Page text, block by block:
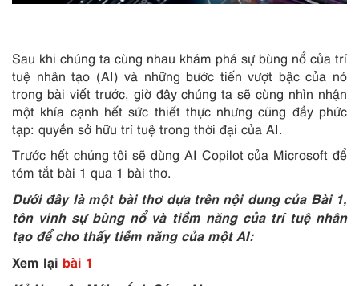
Sau khi chúng ta cùng nhau khám phá sự bùng nổ của trí
tuệ nhân tạo (AI) và những bước tiến vượt bậc của nó
trong bài viết trước, giờ đây chúng ta sẽ cùng nhìn nhận
một khía cạnh hết sức thiết thực nhưng cũng đầy phức
tạp: quyền sở hữu trí tuệ trong thời đại của AI.
Trước hết chúng tôi sẽ dùng AI Copilot của Microsoft để
tóm tắt bài 1 qua 1 bài thơ.
Dưới đây là một bài thơ dựa trên nội dung của Bài 1,
tôn vinh sự bùng nổ và tiềm năng của trí tuệ nhân
tạo để cho thấy tiềm năng của một AI:
Xem lại bài 1